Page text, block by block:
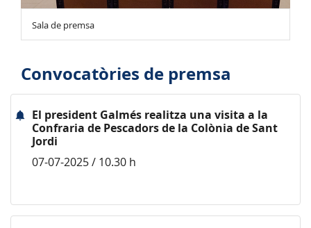
Sala de premsa
Convocatòries de premsa
El president Galmés realitza una visita a la
Confraria de Pescadors de la Colònia de Sant
Jordi
07-07-2025 / 10.30 h